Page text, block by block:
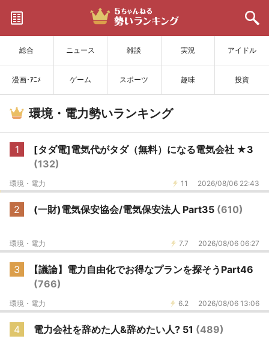
総合 ニュース 雑談 実況 アイドル
漫画･ｱﾆﾒ ゲーム スポーツ 趣味 投資
サイトを更新
環境・電力勢いランキング
1
[タダ電]電気代がタダ（無料）になる電気会社 ★3
(132)
11 2026/08/06 22:43
環境・電力
2 (一財)電気保安協会/電気保安法人 Part35 (610)
7.7 2026/08/06 06:27
環境・電力
3
【議論】電力自由化でお得なプランを探そうPart46
(766)
6.2 2026/08/06 13:06
環境・電力
4 電力会社を辞めた人&辞めたい人? 51 (489)